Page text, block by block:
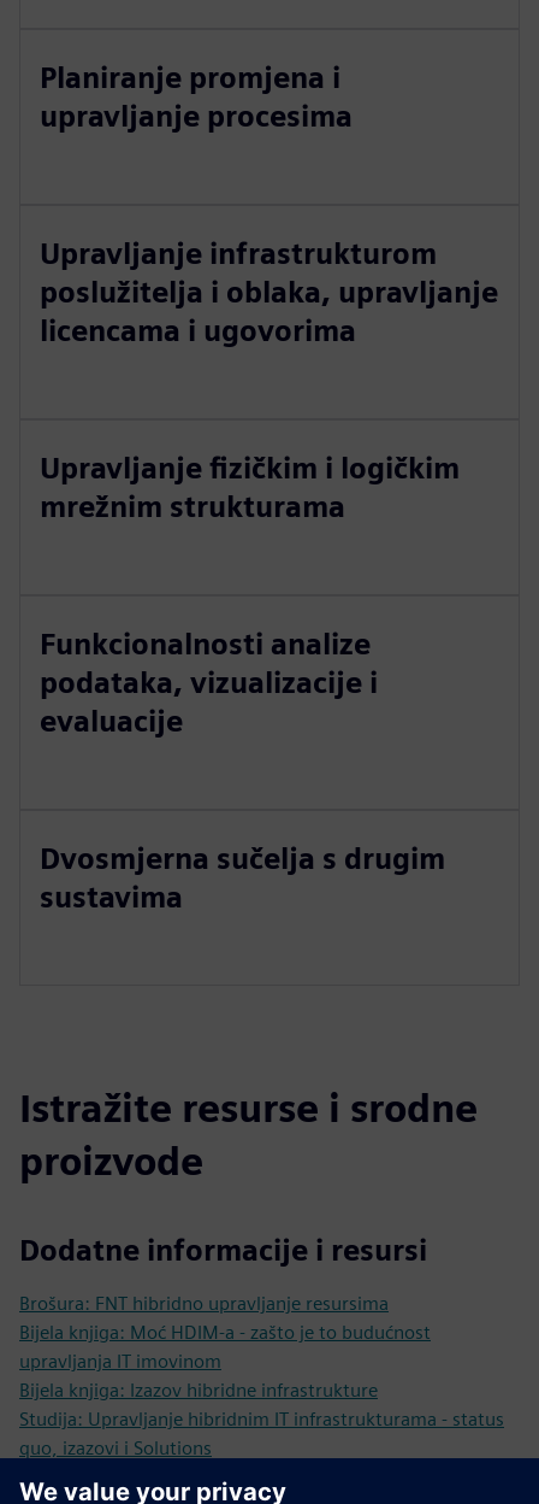
Planiranje promjena i
upravljanje procesima
Upravljanje infrastrukturom
poslužitelja i oblaka, upravljanje
licencama i ugovorima
Upravljanje fizičkim i logičkim
mrežnim strukturama
Funkcionalnosti analize
podataka, vizualizacije i
evaluacije
Dvosmjerna sučelja s drugim
sustavima
Istražite resurse i srodne
proizvode
Dodatne informacije i resursi
Brošura: FNT hibridno upravljanje resursima
Bijela knjiga: Moć HDIM-a - zašto je to budućnost
upravljanja IT imovinom
Bijela knjiga: Izazov hibridne infrastrukture
Studija: Upravljanje hibridnim IT infrastrukturama - status
quo, izazovi i Solutions
Stručni rad: 7 razloga za korištenje hibridnog upravljanja